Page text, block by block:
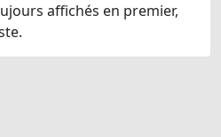
affichés en premier,